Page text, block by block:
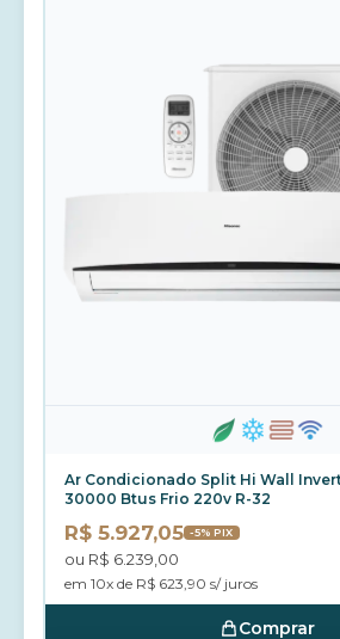
Ar Condicionado Split Hi Wall
30000 Btus Frio 220v R-32
R$ 5.927,05 -5% PIX
ou R$ 6.239,00
em 10x de R$ 623,90 s/ juros
Comprar